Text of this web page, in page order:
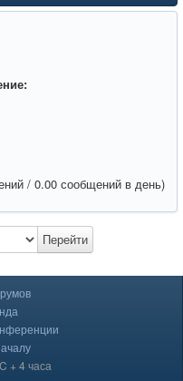
/ 0.00 сообщений в день)
Перейти
+ 4 часа